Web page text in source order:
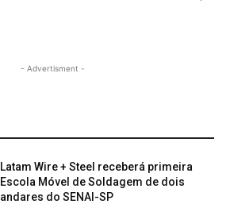
- Advertisment -
Latam Wire + Steel receberá primeira
Escola Móvel de Soldagem de dois
andares do SENAI-SP